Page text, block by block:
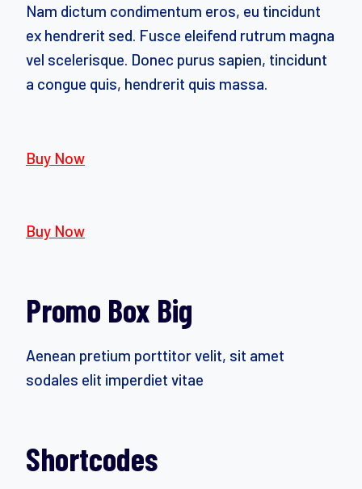
Nam dictum condimentum eros, eu tincidunt
ex hendrerit sed. Fusce eleifend rutrum magna
vel scelerisque. Donec purus sapien, tincidunt
a congue quis, hendrerit quis massa.
Buy Now
Buy Now
Promo Box Big
Aenean pretium porttitor velit, sit amet
sodales elit imperdiet vitae
Shortcodes